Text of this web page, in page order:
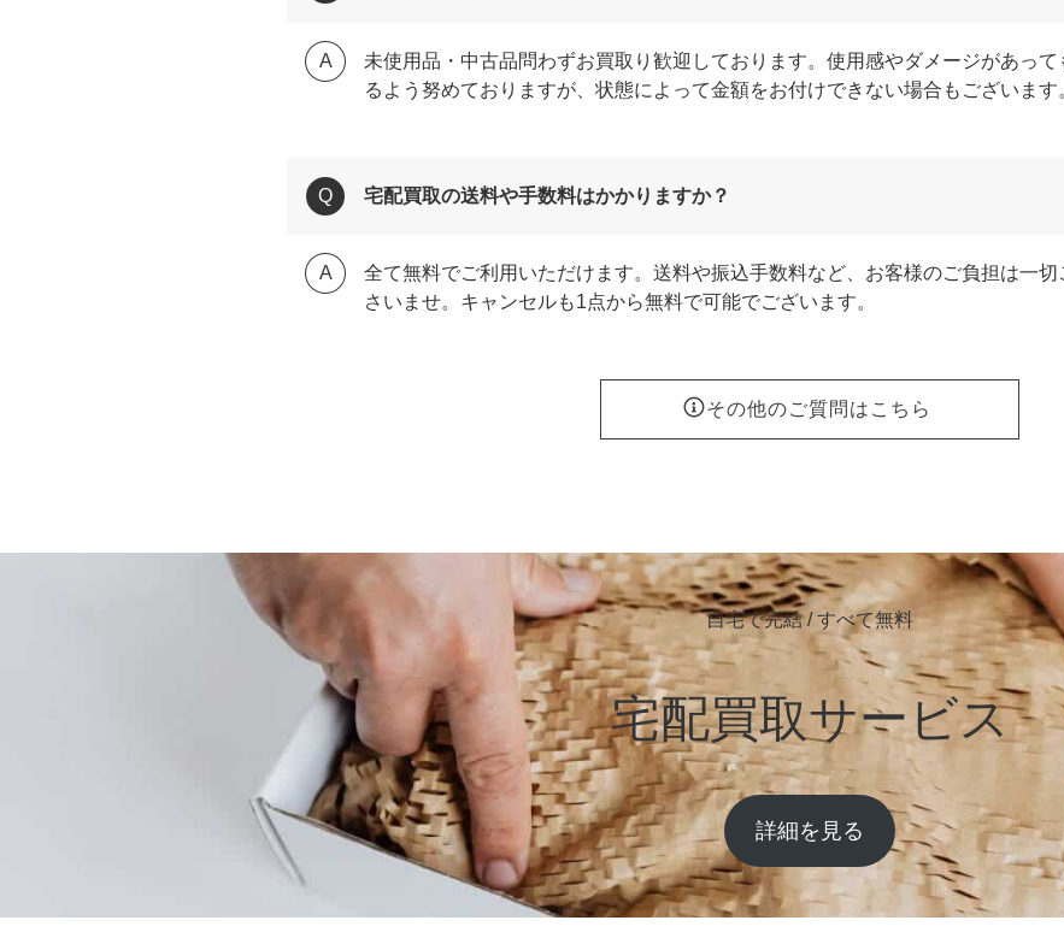
未使用品・中古品問わずお買取り歓迎しております。使用感やダメージがあっ
るよう努めておりますが、状態によって金額をお付けできない場合もございます
宅配買取の送料や手数料はかかりますか？
全て無料でご利用いただけます。送料や振込手数料など、お客様のご負担は一
さいませ。キャンセルも1点から無料で可能でございます。
その他のご質問はこちら
自宅で完結 / すべて無料
宅配買取サービス
詳細を見る